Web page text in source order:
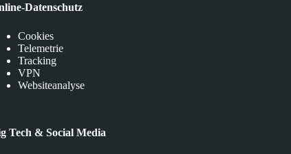
Datenschutz
Cookies
Telemetrie
Tracking
VPN
Websiteanalyse
Tech & Social Media